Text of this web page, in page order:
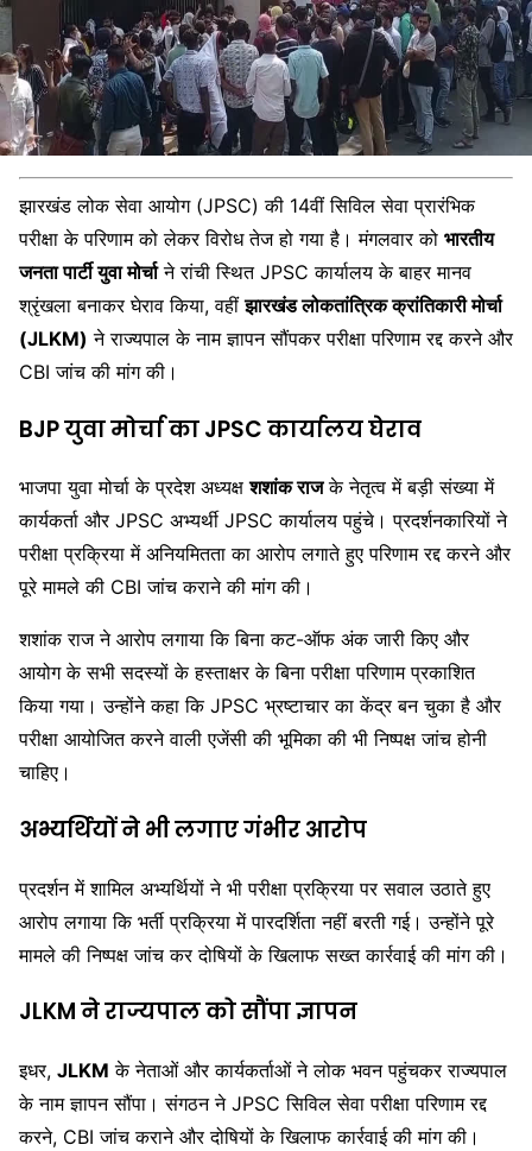
झारखंड लोक सेवा आयोग (JPSC) की 14वीं सिविल सेवा प्रारंभिक
परीक्षा के परिणाम को लेकर विरोध तेज हो गया है। मंगलवार को भारतीय
जनता पार्टी युवा मोर्चाने रांची स्थित JPSC कार्यालय के बाहर मानव
श्रृंखला बनाकर घेराव किया, वहींझारखंड लोकतांत्रिक क्रांतिकारी मोर्चा
(JLKM) ने राज्यपाल के नाम ज्ञापन सौंपकर परीक्षा परिणाम रद्द करने और
CBI जांच की मांग की।
BJP युवा मोर्चा का JPSC कार्यालय घेराव
भाजपा युवा मोर्चा के प्रदेश अध्यक्षशशांक राजके नेतृत्व में बड़ी संख्या में
कार्यकर्ता और JPSC अभ्यर्थी JPSC कार्यालय पहुंचे। प्रदर्शनकारियों ने
परीक्षा प्रक्रिया में अनियमितता का आरोप लगाते हुए परिणाम रद्द करने और
पूरे मामले की CBI जांच कराने की मांग की।
शशांक राज ने आरोप लगाया कि बिना कट-ऑफ अंक जारी किए और
आयोग के सभी सदस्यों के हस्ताक्षर के बिना परीक्षा परिणाम प्रकाशित
किया गया। उन्होंने कहा कि JPSC भ्रष्टाचार का केंद्र बन चुका है और
परीक्षा आयोजित करने वाली एजेंसी की भूमिका की भी निष्पक्ष जांच होनी
चाहिए।
अभ्यर्थियों ने भी लगाए गंभीर आरोप
प्रदर्शन में शामिल अभ्यर्थियों ने भी परीक्षा प्रक्रिया पर सवाल उठाते हुए
आरोप लगाया कि भर्ती प्रक्रिया में पारदर्शिता नहीं बरती गई। उन्होंने पूरे
मामले की निष्पक्ष जांच कर दोषियों के खिलाफ सख्त कार्रवाई की मांग की।
JLKM ने राज्यपाल को सौंपा ज्ञापन
इधर, JLKM के नेताओं और कार्यकर्ताओं ने लोक भवन पहुंचकर राज्यपाल
के नाम ज्ञापन सौंपा। संगठन ने JPSC सिविल सेवा परीक्षा परिणाम रद्द
करने, CBI जांच कराने और दोषियों के खिलाफ कार्रवाई की मांग की।